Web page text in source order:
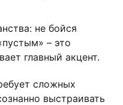
не бойся
– это
главный акцент.
сложных
выстраивать